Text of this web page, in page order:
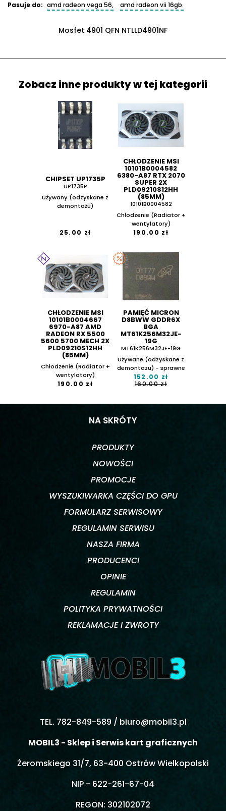
Pasuje do: amd radeon vega 56, amd radeon vii 16gb.
Mosfet 4901 QFN NTLLD4901NF
Zobacz inne produkty w tej kategorii
CHIPSET UP1735P
UP1735P
Używany (odzyskane z
demontażu)
25.00 zł
CHŁODZENIE MSI
10101B0004582
6380-A87 RTX 2070
SUPER 2X
PLD09210S12HH
(85MM)
10101B0004582
Chłodzenie (Radiator +
wentylatory)
190.00 zł
CHŁODZENIE MSI
10101B0004667
6970-A87 AMD
RADEON RX 5500
5600 5700 MECH 2X
PLD09210S12HH
(85MM)
Chłodzenie (Radiator +
wentylatory)
190.00 zł
PAMIĘĆ MICRON
D8BWW GDDR6X
BGA
MT61K256M32JE-
19G
MT61K256M32JE-19G
Używane (odzyskane z
demontazu) - sprawne
152.00 zł
160.00 zł
NA SKRÓTY
PRODUKTY
NOWOŚCI
PROMOCJE
WYSZUKIWARKA CZĘŚCI DO GPU
FORMULARZ SERWISOWY
REGULAMIN SERWISU
NASZA FIRMA
PRODUCENCI
OPINIE
REGULAMIN
POLITYKA PRYWATNOŚCI
REKLAMACJE I ZWROTY
TEL. 782-849-589 / biuro@mobil3.pl
MOBIL3 - Sklep i Serwis kart graficznych
Żeromskiego 31/7, 63-400 Ostrów Wielkopolski
NIP - 622-261-67-04
REGON: 302102072